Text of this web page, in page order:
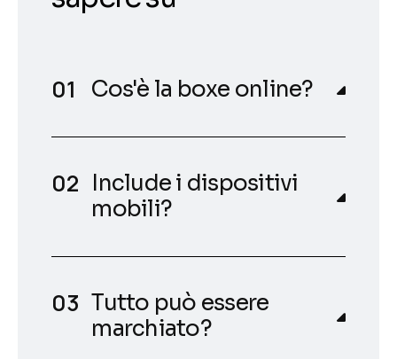
Cos'è la boxe online?
Include i dispositivi
mobili?
Tutto può essere
marchiato?